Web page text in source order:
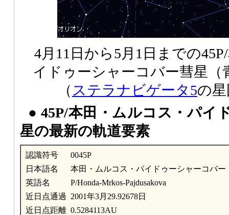
4月11日から5月1日までの
イドゥーシャーコバー彗星（
（ ステラナビゲータ5の
● 45P/本田・ムルコス・パイ
星の最新の軌道要素
認識符号
0045P
日本語名
本田・ムルコス・パイドゥーシャーコバー
英語名
P/Honda-Mrkos-Pajdusakova
近日点通過
2001年3月29.92678日
近日点距離 0.5284113AU